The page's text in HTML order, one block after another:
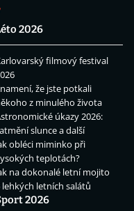
2026
filmový festival
že jste potkali
z minulého života
úkazy 2026:
slunce a další
obléci miminko při
teplotách?
na dokonalé letní mojito
lehkých letních salátů
2026